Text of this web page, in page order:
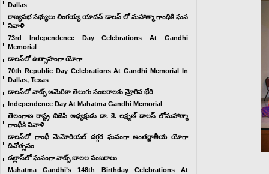
Dallas
రాజ్యసభ సభ్యులు లింగయ్య యాదవ్ డాలస్ లో మహాత్మా గాంధికి ఘన
నివాళి
73rd Independence Day Celebrations At Gandhi
Memorial
డాలస్‌లో ఉత్సాహంగా యోగా
70th Republic Day Celebrations At Gandhi Memorial In
Dallas, Texas
డాలస్‌లో నాట్స్ అమెరికా తెలుగు సంబరాలకు మ్రోగిన భేరి
Independence Day At Mahatma Gandhi Memorial
తెలంగాణ రాష్ట్ర బిజెపి అధ్యక్షుడు డా. కె. లక్ష్మణ్ డాలస్ లోమహాత్మా
గాంధీకి నివాళి
డాలస్‌లో గాంధీ మెమోరియల్ దగ్గర ఘనంగా అంతర్జాతీయ యోగా
దినోత్సవం
డల్లాస్‌లో ఘనంగా నాట్స్ బాలల సంబరాలు
Mahatma Gandhi’s 148th Birthday Celebrations At